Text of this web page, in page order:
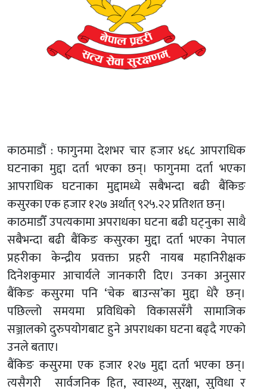
काठमाडौं : फागुनमा देशभर चार हजार ४६८ आपराधिक
घटनाका मुद्दा दर्ता भएका छन्। फागुनमा दर्ता भएका
आपराधिक घटनाका मुद्दामध्ये सबैभन्दा बढी बैंकिङ
कसुरका एक हजार १२७ अर्थात् ९२५.२२ प्रतिशत छन्।
काठमाडौँ उपत्यकामा अपराधका घटना बढी घट्नुका साथै
सबैभन्दा बढी बैंकिङ कसुरका मुद्दा दर्ता भएका नेपाल
प्रहरीका केन्द्रीय प्रवक्ता प्रहरी नायब महानिरीक्षक
दिनेशकुमार आचार्यले जानकारी दिए। उनका अनुसार
बैंकिङ कसुरमा पनि ‘चेक बाउन्स’का मुद्दा धेरै छन्।
पछिल्लो समयमा प्रविधिको विकाससँगै सामाजिक
सञ्जालको दुरुपयोगबाट हुने अपराधका घटना बढ्दै गएको
उनले बताए।
बैंकिङ कसुरमा एक हजार १२७ मुद्दा दर्ता भएका छन्।
त्यसैगरी सार्वजनिक हित, स्वास्थ्य, सुरक्षा, सुविधा र